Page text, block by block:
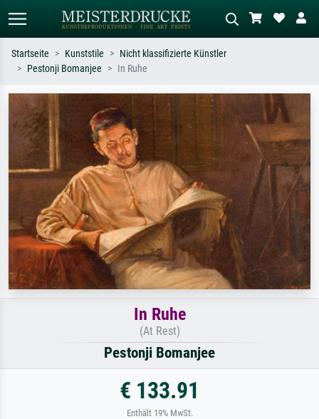
Suchen Sie nach Künstlern, Werktiteln
oder Stilen – z.B. Monet,
Sternennacht, Impressionismus, Welle
Hokusai, Akt.
Beschreiben Sie die Szene – z.B. Grüne
Wiese, Abstrakt mit viel Rot, Dunkles
Ölgemälde, Stehender Akt neben einem
Baum.
Startseite Kunststile
Nicht klassifizierte Künstler
Pestonji Bomanjee
In Ruhe
In Ruhe
(At Rest)
Pestonji Bomanjee
€ 133.91
Enthält 19% MwSt.